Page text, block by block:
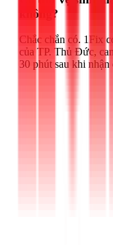
không?
Chắc chắn có. 1Fix
của TP. Thủ Đức,
30 phút sau khi